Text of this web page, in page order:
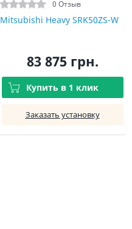
0 Отзыв
Mitsubishi Heavy SRK50ZS-W
83 875 грн.
Купить в 1 клик
Заказать установку